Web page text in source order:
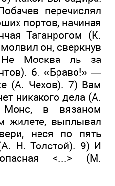
перечислял
портов, начиная
Таганрогом (К.
он, сверкнув
Не Москва ль за
6. «Браво!» —
(А. Чехов). 7) Вам
никакого дела (А.
в вязаном
жилете, выплывал
неся по пять
Н. Толстой). 9) И
<...> (М.